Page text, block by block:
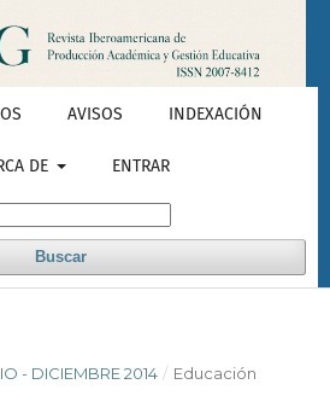
AVISOS INDEXACIÓN
DE ENTRAR
Buscar
- DICIEMBRE 2014 / Educación